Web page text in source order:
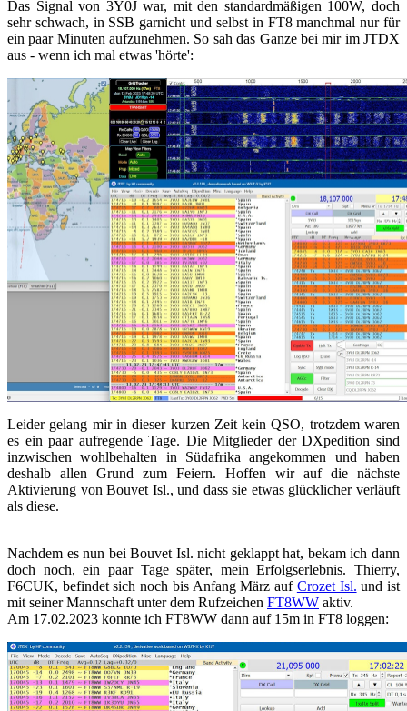
Das Signal von 3Y0J war, mit den standardmäßigen 100W, doch
sehr schwach, in SSB garnicht und selbst in FT8 manchmal nur für
ein paar Minuten aufzunehmen. So sah das Ganze bei mir im JTDX
aus - wenn ich mal etwas 'hörte':
Leider gelang mir in dieser kurzen Zeit kein QSO, trotzdem waren
es ein paar aufregende Tage. Die Mitglieder der DXpedition sind
inzwischen wohlbehalten in Südafrika angekommen und haben
deshalb allen Grund zum Feiern. Hoffen wir auf die nächste
Aktivierung von Bouvet Isl., und dass sie etwas glücklicher verläuft
als diese.
Nachdem es nun bei Bouvet Isl. nicht geklappt hat, bekam ich dann
doch noch, ein paar Tage später, mein Erfolgserlebnis. Thierry,
F6CUK, befindet sich noch bis Anfang März auf Crozet Isl. und ist
mit seiner Mannschaft unter dem Rufzeichen FT8WW aktiv.
Am 17.02.2023 konnte ich FT8WW dann auf 15m in FT8 loggen: